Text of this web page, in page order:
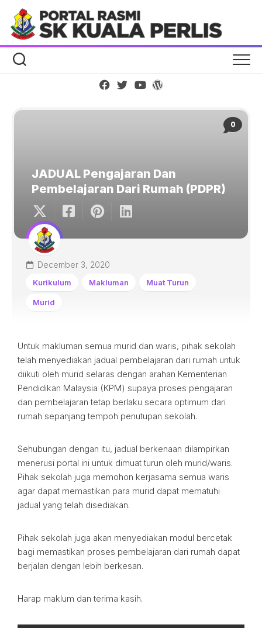
content
0
JADUAL Pengajaran Dan
Pembelajaran Dari Rumah (PDPR)
December 3, 2020
Kurikulum Makluman Muat Turun
Murid
Untuk makluman semua murid dan waris, pihak sekolah
telah menyediakan jadual pembelajaran dari rumah untuk
diikuti oleh murid selaras dengan arahan Kementerian
Pendidikan Malaysia (KPM) supaya proses pengajaran
dan pembelajaran tetap berlaku secara optimum dari
rumah sepanjang tempoh penutupan sekolah.
Sehubungan dengan itu, jadual berkenaan dilampirkan
menerusi portal ini untuk dimuat turun oleh murid/waris.
Pihak sekolah juga memohon kerjasama semua waris
agar dapat memastikan para murid dapat mematuhi
jadual yang telah disediakan.
Pihak sekolah juga akan menyediakan modul bercetak
bagi memastikan proses pembelajaran dari rumah dapat
berjalan dengan lebih berkesan.
Harap maklum dan terima kasih.